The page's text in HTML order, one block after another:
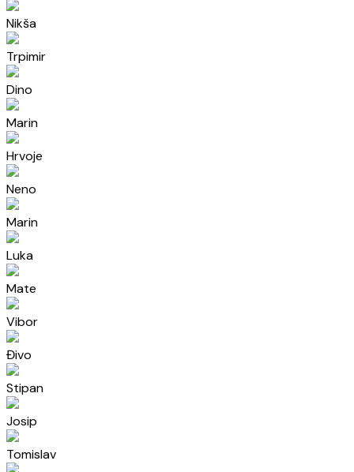
Nikša
Trpimir
Dino
Marin
Hrvoje
Neno
Marin
Luka
Mate
Vibor
Đivo
Stipan
Josip
Tomislav